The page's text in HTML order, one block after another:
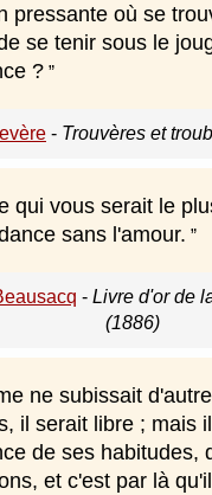
pressante où se
se tenir sous le
?
- Trouvères et
qui vous serait le
sans l'amour.
- Livre d'or de
(1886)
ne subissait
il serait libre ; mais
de ses habitudes,
et c'est par là